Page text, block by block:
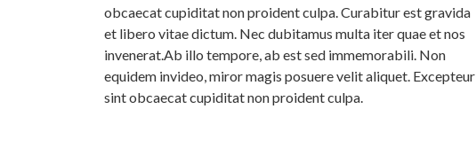
obcaecat cupiditat non proident culpa. Curabitur est gravida
et libero vitae dictum. Nec dubitamus multa iter quae et nos
invenerat.Ab illo tempore, ab est sed immemorabili. Non
equidem invideo, miror magis posuere velit aliquet. Excepteur
sint obcaecat cupiditat non proident culpa.